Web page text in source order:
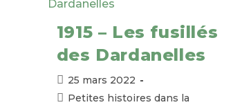
1915 – Les fusillés
des Dardanelles
Publication
publiée :
25 mars 2022
PostPetites histoires dans la